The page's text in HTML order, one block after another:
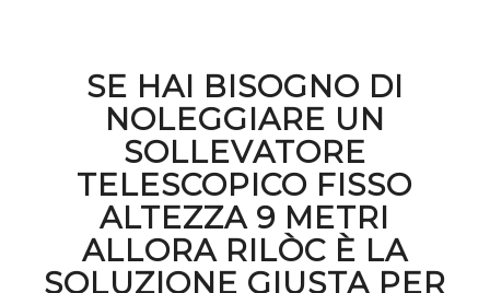
SE HAI BISOGNO DI
NOLEGGIARE UN
SOLLEVATORE
TELESCOPICO FISSO
ALTEZZA 9 METRI
ALLORA RILÒC È LA
SOLUZIONE GIUSTA PER